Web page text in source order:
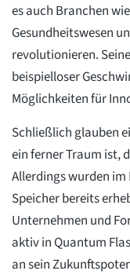
es auch Branchen
Gesundheitswesen
revolutionieren.
beispielloser
Möglichkeiten für
Schließlich glauben
ein ferner Traum ist,
Allerdings wurden
Speicher bereits
Unternehmen und
aktiv in Quantum
an sein